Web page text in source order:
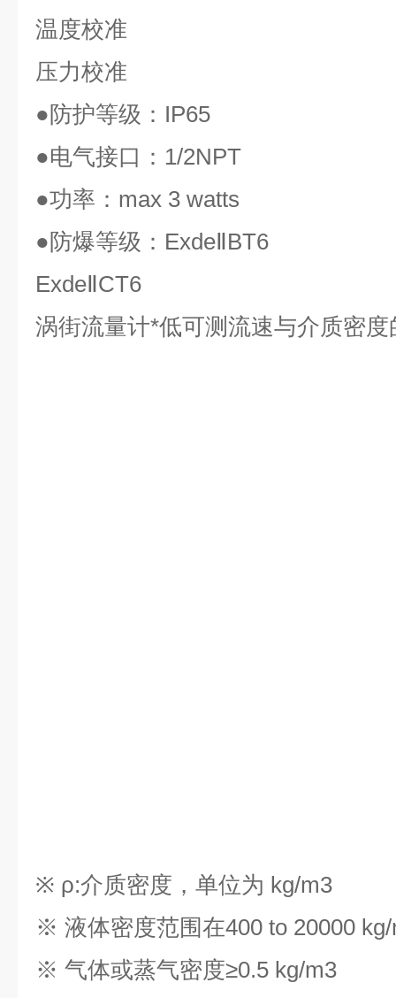
温度校准
压力校准
●防护等级： IP65
●电气接口： 1/2NPT
●功率： max 3 watts
●防爆等级： ExdeⅡBT6
ExdeⅡCT6
涡街流量计*低可测流速与介质密度
※ ρ:介质密度，单位为 kg/m3
※ 液体密度范围在400 to 20000
※ 气体或蒸气密度≥0.5 kg/m3